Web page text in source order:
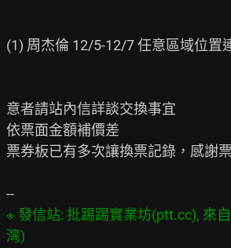
(1) 周杰倫 12/5-12/7 任意區域位置
意者請站內信詳談交換事宜
依票面金額補價差
票券板已有多次讓換票記錄，感謝
※ 發信站: 批踢踢實業坊(ptt.cc), 來
灣)